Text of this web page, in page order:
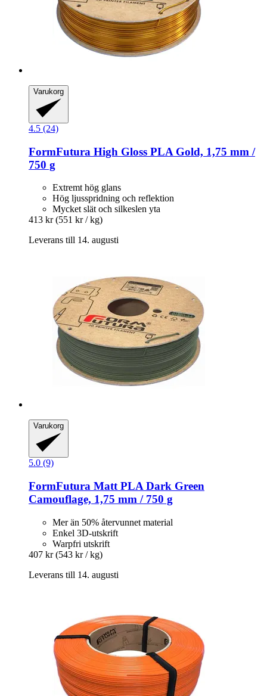
Varukorg
4.5 (24)
FormFutura High Gloss PLA Gold, 1,75 mm /
750 g
Extremt hög glans
Hög ljusspridning och reflektion
Mycket slät och silkeslen yta
413 kr (551 kr / kg)
Leverans till 14. augusti
Varukorg
5.0 (9)
FormFutura Matt PLA Dark Green
Camouflage, 1,75 mm / 750 g
Mer än 50% återvunnet material
Enkel 3D-utskrift
Warpfri utskrift
407 kr (543 kr / kg)
Leverans till 14. augusti